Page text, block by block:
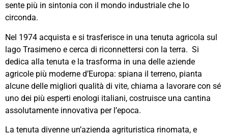
sente più in sintonia con il mondo industriale che lo
circonda.
Nel 1974 acquista e si trasferisce in una tenuta agricola sul
lago Trasimeno e cerca di riconnettersi con la terra. Si
dedica alla tenuta e la trasforma in una delle aziende
agricole più moderne d’Europa: spiana il terreno, pianta
alcune delle migliori qualità di vite, chiama a lavorare con sé
uno dei più esperti enologi italiani, costruisce una cantina
assolutamente innovativa per l’epoca.
La tenuta divenne un’azienda agrituristica rinomata, e